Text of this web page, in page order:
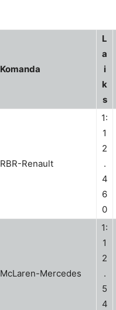
Komanda
L
a
i
k
s
RBR-Renault
1:
1
2
.
4
6
0
McLaren-Mercedes
1:
1
2
.
5
4